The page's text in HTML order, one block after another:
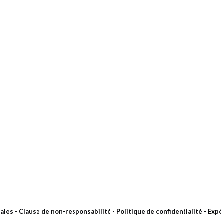
- Clause de non-responsabilité - Politique de confidentialité -